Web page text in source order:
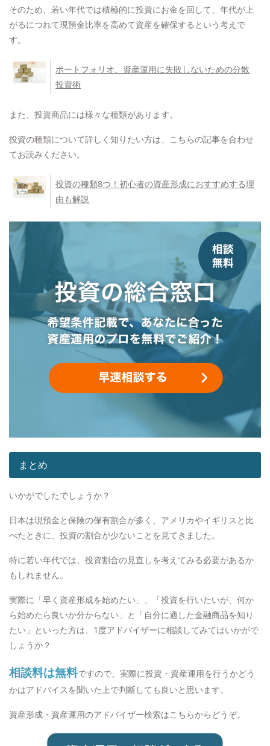
そのため、若い年代では積極的に投資にお金を回して、年代が上
がるにつれて現預金比率を高めて資産を確保するという考えで
す。
ポートフォリオ、資産運用に失敗しないための分散
投資術
また、投資商品には様々な種類があります。
投資の種類について詳しく知りたい方は、こちらの記事を合わせ
てお読みください。
投資の種類8つ！初心者の資産形成におすすめする理
由も解説
まとめ
いかがでしたでしょうか？
日本は現預金と保険の保有割合が多く、アメリカやイギリスと比
べたときに、投資の割合が少ないことを見てきました。
特に若い年代では、投資割合の見直しを考えてみる必要があるか
もしれません。
実際に「早く資産形成を始めたい」、「投資を行いたいが、何か
ら始めたら良いか分からない」と「自分に適した金融商品を知り
たい」といった方は、1度アドバイザーに相談してみてはいかがで
しょうか？
相談料は無料ですので、実際に投資・資産運用を行うかどう
かはアドバイスを聞いた上で判断しても良いと思います。
資産形成・資産運用のアドバイザー検索はこちらからどうぞ。